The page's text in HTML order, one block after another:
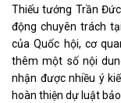
Thiếu tướng Trần
động chuyên trách
của Quốc hội, cơ
thêm một số nội
nhận được nhiều ý
hoàn thiện dự luật